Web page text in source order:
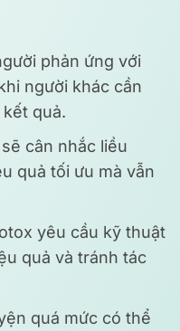
phản ứng với
người khác cần
quả.
cân nhắc liều
quả tối ưu mà vẫn
yêu cầu kỹ thuật
quả và tránh tác
quá mức có thể